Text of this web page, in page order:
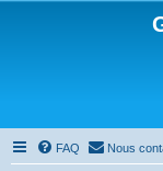
FAQ Nous